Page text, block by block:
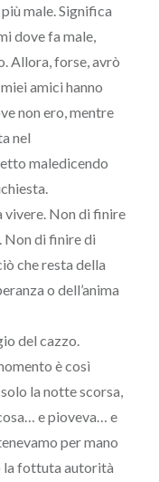
male. Significa
dove fa male,
Allora, forse, avrò
amici hanno
non ero, mentre
nel
maledicendo
vivere. Non di finire
Non di finire di
che resta della
o dell’anima
del cazzo.
è così
la notte scorsa,
e pioveva… e
per mano
la fottuta autorità